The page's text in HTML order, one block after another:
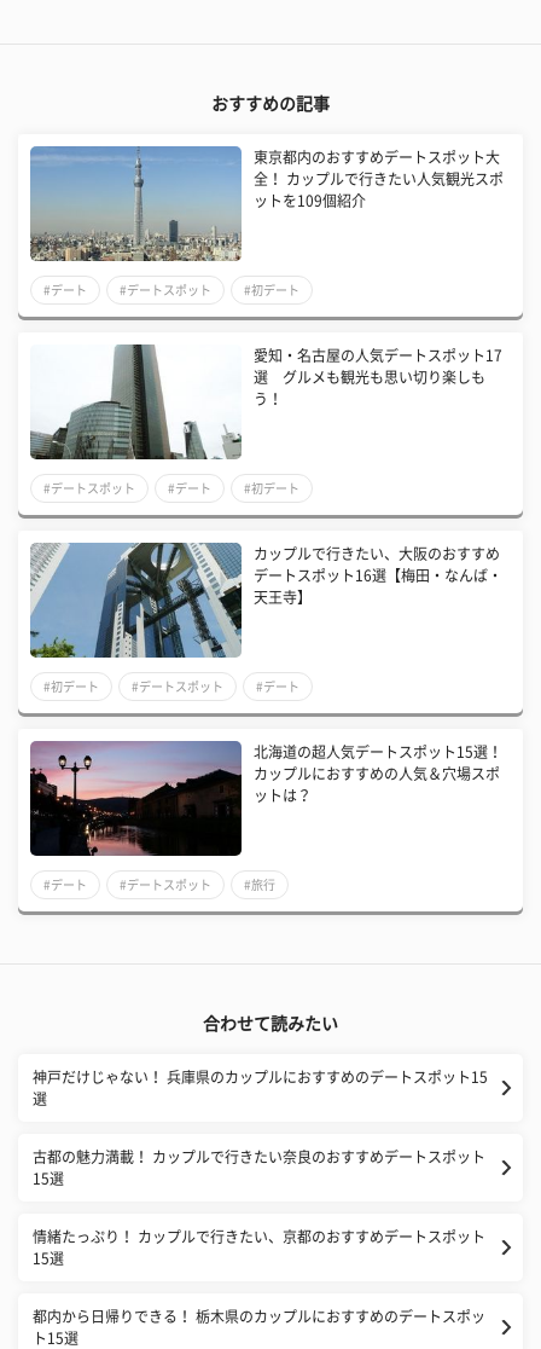
おすすめの記事
東京都内のおすすめデートスポット大
全！ カップルで行きたい人気観光スポ
ットを109個紹介
#デート #デートスポット #初デート
愛知・名古屋の人気デートスポット17
選 グルメも観光も思い切り楽しも
う！
#デートスポット #デート #初デート
カップルで行きたい、大阪のおすすめ
デートスポット16選【梅田・なんば・
天王寺】
#初デート #デートスポット #デート
北海道の超人気デートスポット15選！
カップルにおすすめの人気＆穴場スポ
ットは？
#デート #デートスポット #旅行
合わせて読みたい
神戸だけじゃない！ 兵庫県のカップルにおすすめのデートスポット15
選
古都の魅力満載！ カップルで行きたい奈良のおすすめデートスポット
15選
情緒たっぷり！ カップルで行きたい、京都のおすすめデートスポット
15選
都内から日帰りできる！ 栃木県のカップルにおすすめのデートスポッ
ト15選